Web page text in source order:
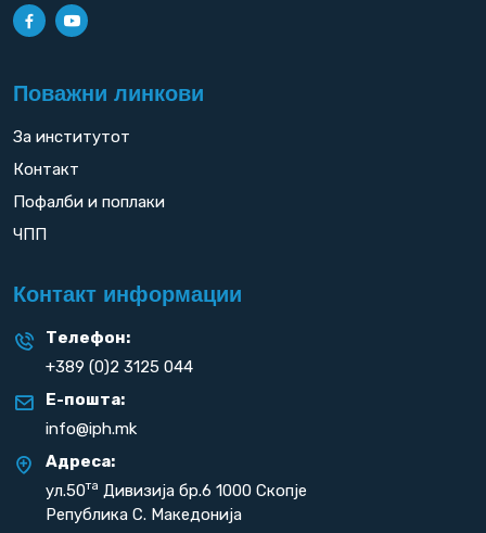
Поважни линкови
За институтот
Контакт
Пофалби и поплаки
ЧПП
Контакт информации
Телефон:
+389 (0)2 3125 044
Е-пошта:
info@iph.mk
Адреса:
ул.50та Дивизија бр.6 1000 Скопје
Република С. Македонија